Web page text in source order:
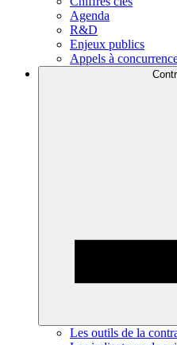
Agenda
R&D
Enjeux publics
Appels à
Les outils de la